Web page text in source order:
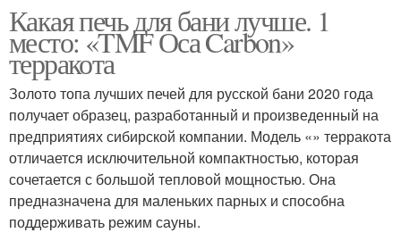
Какая печь для бани лучше. 1
место: «TMF Оса Carbon»
терракота
Золото топа лучших печей для русской бани 2020 года
получает образец, разработанный и произведенный на
предприятиях сибирской компании. Модель «» терракота
отличается исключительной компактностью, которая
сочетается с большой тепловой мощностью. Она
предназначена для маленьких парных и способна
поддерживать режим сауны.